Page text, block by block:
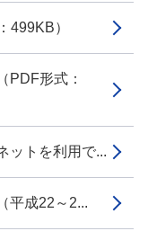
499KB）
PDF形式：
ットを利用で...
平成22～2...